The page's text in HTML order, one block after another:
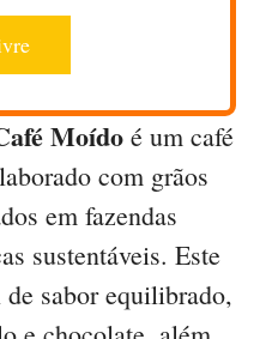
Moído é um café
com grãos
em fazendas
sustentáveis. Este
sabor equilibrado,